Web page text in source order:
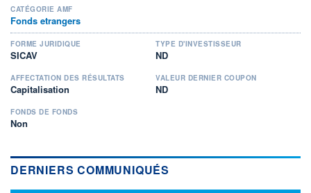
CATÉGORIE AMF
Fonds etrangers
FORME JURIDIQUE
SICAV
TYPE D'INVESTISSEUR
ND
AFFECTATION DES RÉSULTATS
Capitalisation
VALEUR DERNIER COUPON
ND
FONDS DE FONDS
Non
DERNIERS COMMUNIQUÉS